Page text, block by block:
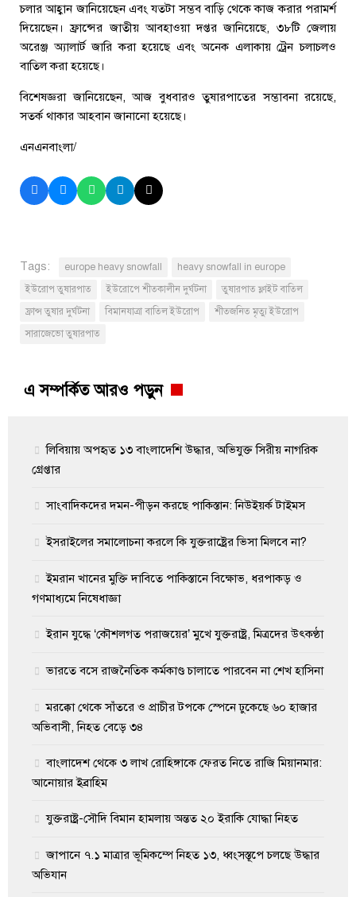
চলার আহ্বান জানিয়েছেন এবং যতটা সম্ভব বাড়ি থেকে কাজ করার পরামর্শ
দিয়েছেন। ফ্রান্সের জাতীয় আবহাওয়া দপ্তর জানিয়েছে, ৩৮টি জেলায়
অরেঞ্জ অ্যালার্ট জারি করা হয়েছে এবং অনেক এলাকায় ট্রেন চলাচলও
বাতিল করা হয়েছে।
বিশেষজ্ঞরা জানিয়েছেন, আজ বুধবারও তুষারপাতের সম্ভাবনা রয়েছে,
সতর্ক থাকার আহবান জানানো হয়েছে।
এনএনবাংলা/
Tags: europe heavy snowfall
heavy snowfall in europe
ইউরোপ তুষারপাত
ইউরোপে শীতকালীন দুর্ঘটনা
তুষারপাত ফ্লাইট বাতিল
ফ্রান্স তুষার দুর্ঘটনা
বিমানযাত্রা বাতিল ইউরোপ
শীতজনিত মৃত্যু ইউরোপ
সারাজেভো তুষারপাত
এ সম্পর্কিত আরও পড়ুন
লিবিয়ায় অপহৃত ১৩ বাংলাদেশি উদ্ধার, অভিযুক্ত সিরীয় নাগরিক
গ্রেপ্তার
সাংবাদিকদের দমন-পীড়ন করছে পাকিস্তান: নিউইয়র্ক টাইমস
ইসরাইলের সমালোচনা করলে কি যুক্তরাষ্ট্রের ভিসা মিলবে না?
ইমরান খানের মুক্তি দাবিতে পাকিস্তানে বিক্ষোভ, ধরপাকড় ও
গণমাধ্যমে নিষেধাজ্ঞা
ইরান যুদ্ধে ‘কৌশলগত পরাজয়ের’ মুখে যুক্তরাষ্ট্র, মিত্রদের উৎকণ্ঠা
ভারতে বসে রাজনৈতিক কর্মকাণ্ড চালাতে পারবেন না শেখ হাসিনা
মরক্কো থেকে সাঁতরে ও প্রাচীর টপকে স্পেনে ঢুকেছে ৬০ হাজার
অভিবাসী, নিহত বেড়ে ৩৪
বাংলাদেশ থেকে ৩ লাখ রোহিঙ্গাকে ফেরত নিতে রাজি মিয়ানমার:
আনোয়ার ইব্রাহিম
যুক্তরাষ্ট্র-সৌদি বিমান হামলায় অন্তত ২০ ইরাকি যোদ্ধা নিহত
জাপানে ৭.১ মাত্রার ভূমিকম্পে নিহত ১৩, ধ্বংসস্তূপে চলছে উদ্ধার
অভিযান